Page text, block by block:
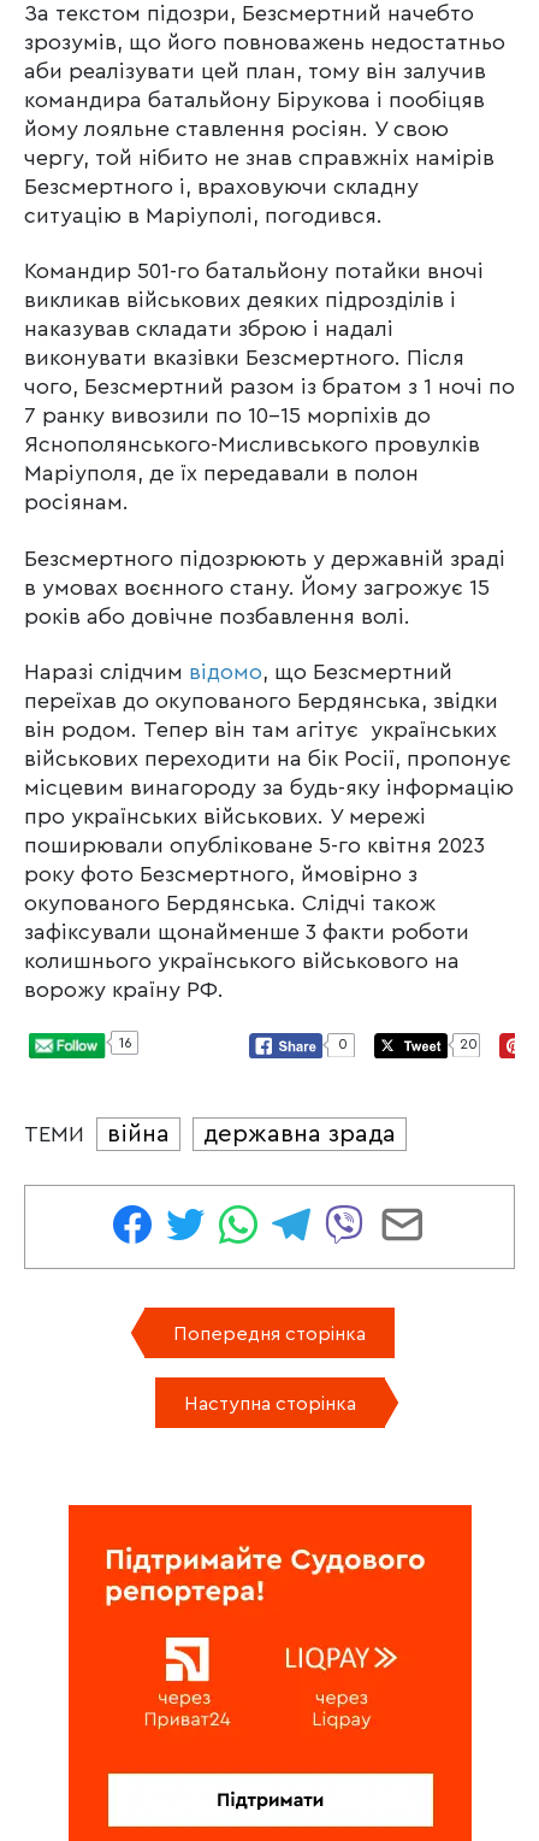
За текстом підозри, Безсмертний начебто
зрозумів, що його повноважень недостатньо
аби реалізувати цей план, тому він залучив
командира батальйону Бірукова і пообіцяв
йому лояльне ставлення росіян. У свою
чергу, той нібито не знав справжніх намірів
Безсмертного і, враховуючи складну
ситуацію в Маріуполі, погодився.
Командир 501-го батальйону потайки вночі
викликав військових деяких підрозділів і
наказував складати зброю і надалі
виконувати вказівки Безсмертного. Після
чого, Безсмертний разом із братом з 1 ночі по
7 ранку вивозили по 10-15 морпіхів до
Яснополянського-Мисливського провулків
Маріуполя, де їх передавали в полон
росіянам.
Безсмертного підозрюють у державній зраді
в умовах воєнного стану. Йому загрожує 15
років або довічне позбавлення волі.
Наразі слідчим відомо, що Безсмертний
переїхав до окупованого Бердянська, звідки
він родом. Тепер він там агітує українських
військових переходити на бік Росії, пропонує
місцевим винагороду за будь-яку інформацію
про українських військових. У мережі
поширювали опубліковане 5-го квітня 2023
року фото Безсмертного, ймовірно з
окупованого Бердянська. Слідчі також
зафіксували щонайменше 3 факти роботи
колишнього українського військового на
ворожу країну РФ.
16 0 20
ТЕМИ війна державна зрада
Попередня сторінка
Наступна сторінка